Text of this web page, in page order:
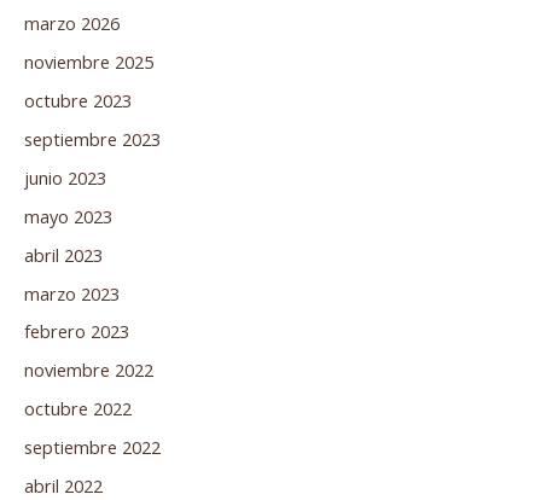
marzo 2026
noviembre 2025
octubre 2023
septiembre 2023
junio 2023
mayo 2023
abril 2023
marzo 2023
febrero 2023
noviembre 2022
octubre 2022
septiembre 2022
abril 2022